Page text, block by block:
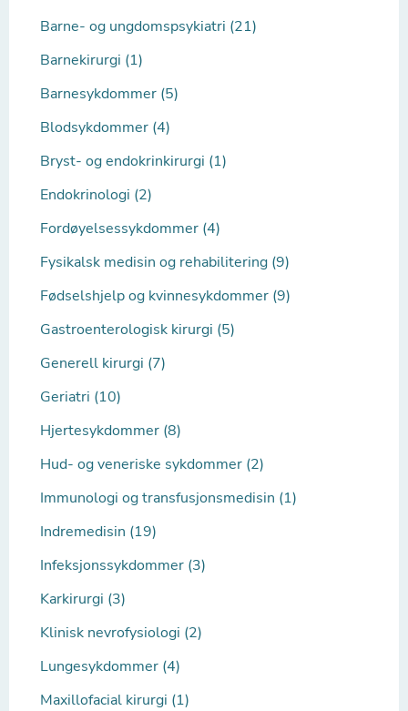
Barne- og ungdomspsykiatri (21)
Barnekirurgi (1)
Barnesykdommer (5)
Blodsykdommer (4)
Bryst- og endokrinkirurgi (1)
Endokrinologi (2)
Fordøyelsessykdommer (4)
Fysikalsk medisin og rehabilitering (9)
Fødselshjelp og kvinnesykdommer (9)
Gastroenterologisk kirurgi (5)
Generell kirurgi (7)
Geriatri (10)
Hjertesykdommer (8)
Hud- og veneriske sykdommer (2)
Immunologi og transfusjonsmedisin (1)
Indremedisin (19)
Infeksjonssykdommer (3)
Karkirurgi (3)
Klinisk nevrofysiologi (2)
Lungesykdommer (4)
Maxillofacial kirurgi (1)